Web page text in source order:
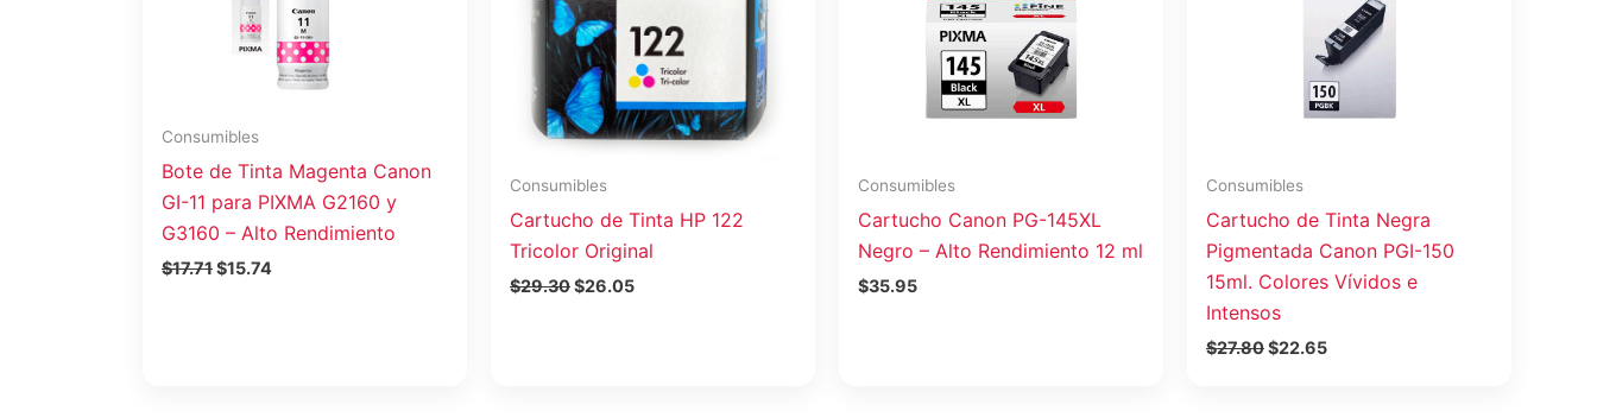
Consumibles
Bote de Tinta Magenta Canon
GI-11 para PIXMA G2160 y
G3160 – Alto Rendimiento
$17.71$15.74
Consumibles
Cartucho de Tinta HP 122
Tricolor Original
$29.30$26.05
Consumibles
Cartucho Canon PG-145XL
Negro – Alto Rendimiento 12 ml
$35.95
Consumibles
Cartucho de Tinta Negra
Pigmentada Canon PGI-150
15ml. Colores Vívidos e
Intensos
$27.80$22.65